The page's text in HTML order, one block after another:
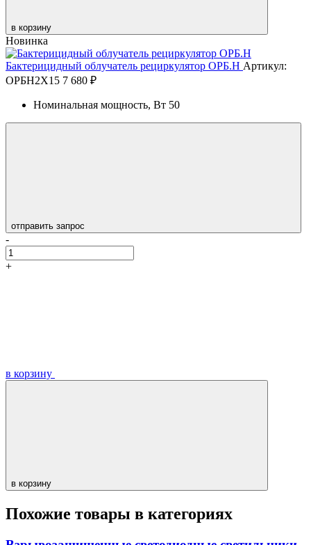
в корзину
Новинка
Бактерицидный облучатель рециркулятор ОРБ.Н Артикул:
ОРБН2Х15 7 680 ₽
Номинальная мощность, Вт 50
отправить запрос
-
+
в корзину
в корзину
Похожие товары в категориях